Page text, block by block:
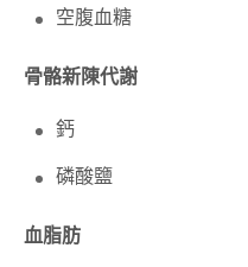
空腹血糖
骨骼新陳代謝
鈣
磷酸鹽
血脂肪